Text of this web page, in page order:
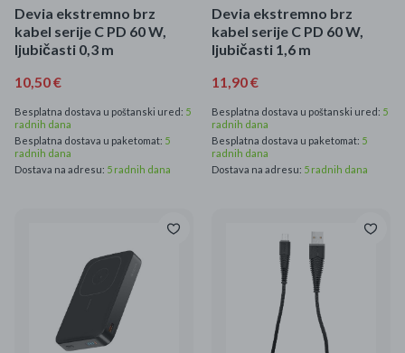
Devia ekstremno brz
kabel serije C PD 60 W,
ljubičasti 0,3 m
10,50 €
Besplatna dostava u poštanski ured: 5
radnih dana
Besplatna dostava u paketomat: 5
radnih dana
Dostava na adresu: 5 radnih dana
Devia ekstremno brz
kabel serije C PD 60 W,
ljubičasti 1,6 m
11,90 €
Besplatna dostava u poštanski ured: 5
radnih dana
Besplatna dostava u paketomat: 5
radnih dana
Dostava na adresu: 5 radnih dana